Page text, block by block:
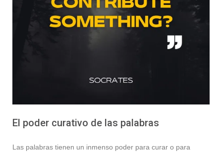
El poder curativo de las palabras
Las palabras tienen un inmenso poder para curar o para